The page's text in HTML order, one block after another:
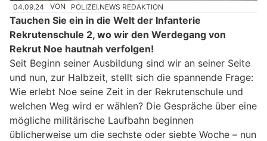
04.09.24 VON POLIZEI.NEWS REDAKTION
Tauchen Sie ein in die Welt der Infanterie
Rekrutenschule 2, wo wir den Werdegang von
Rekrut Noe hautnah verfolgen!
Seit Beginn seiner Ausbildung sind wir an seiner Seite
und nun, zur Halbzeit, stellt sich die spannende Frage:
Wie erlebt Noe seine Zeit in der Rekrutenschule und
welchen Weg wird er wählen? Die Gespräche über eine
mögliche militärische Laufbahn beginnen
üblicherweise um die sechste oder siebte Woche – nun